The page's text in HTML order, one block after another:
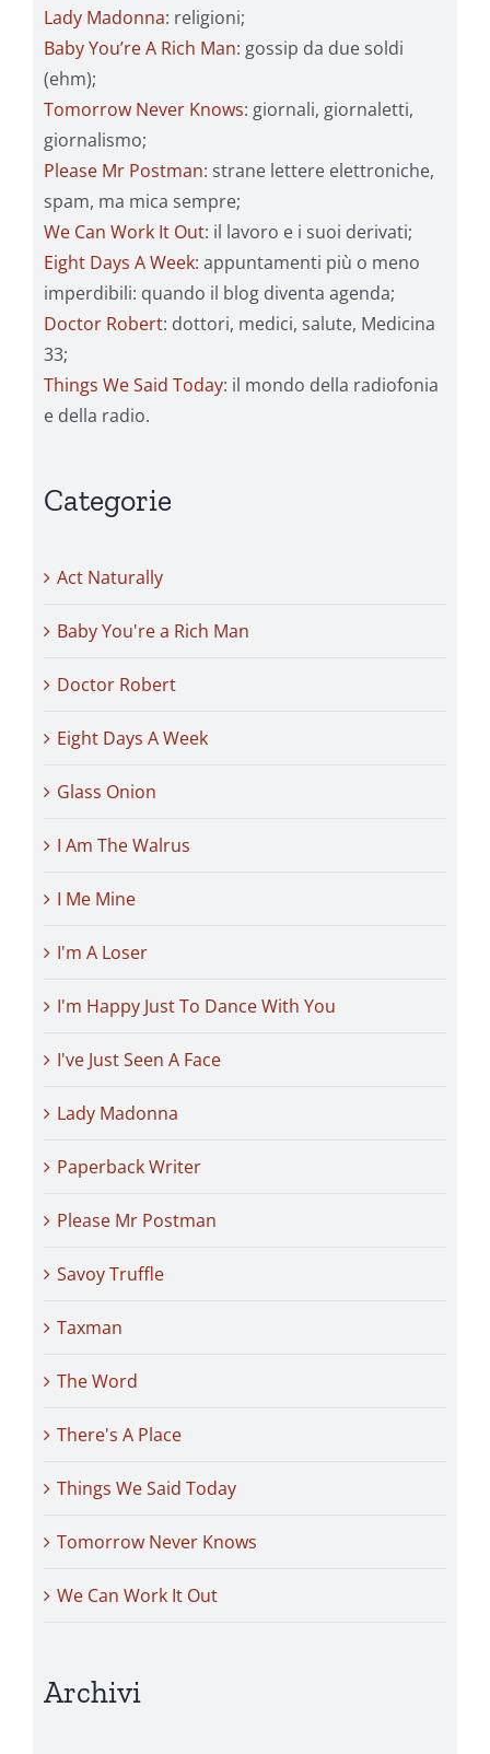
Lady Madonna: religioni;
Baby You’re A Rich Man: gossip da due soldi
(ehm);
Tomorrow Never Knows: giornali, giornaletti,
giornalismo;
Please Mr Postman: strane lettere elettroniche,
spam, ma mica sempre;
We Can Work It Out: il lavoro e i suoi derivati;
Eight Days A Week: appuntamenti più o meno
imperdibili: quando il blog diventa agenda;
Doctor Robert: dottori, medici, salute, Medicina
33;
Things We Said Today: il mondo della radiofonia
e della radio.
Categorie
Act Naturally
Baby You're a Rich Man
Doctor Robert
Eight Days A Week
Glass Onion
I Am The Walrus
I Me Mine
I'm A Loser
I'm Happy Just To Dance With You
I've Just Seen A Face
Lady Madonna
Paperback Writer
Please Mr Postman
Savoy Truffle
Taxman
The Word
There's A Place
Things We Said Today
Tomorrow Never Knows
We Can Work It Out
Archivi